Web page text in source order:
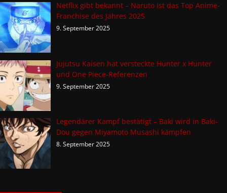
Netflix gibt bekannt – Naruto ist das Top Anime-
Franchise des Jahres 2025
9. September 2025
Jujutsu Kaisen hat versteckte Hunter x Hunter
und One Piece-Referenzen
9. September 2025
Legendärer Kampf bestätigt – Baki wird in Baki-
Dou gegen Miyamoto Musashi kämpfen
8. September 2025